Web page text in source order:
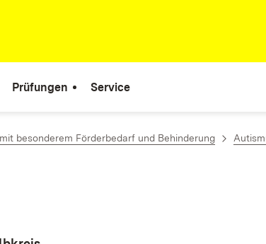
Prüfungen Service
besonderem Förderbedarf und Behinderung